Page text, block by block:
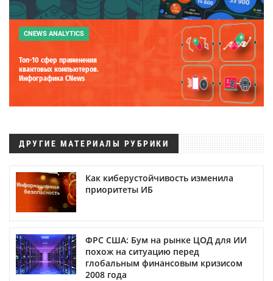
CNEWS ANALYTICS
Топ-10 сфер применения
квантовых компьютеров.
Инфографика CNews
ДРУГИЕ МАТЕРИАЛЫ РУБРИКИ
Как киберустойчивость изменила
приоритеты ИБ
ФРС США: Бум на рынке ЦОД для ИИ
похож на ситуацию перед
глобальным финансовым кризисом
2008 года